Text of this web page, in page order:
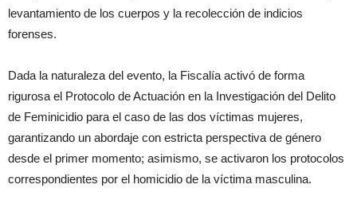
levantamiento de los cuerpos y la recolección de indicios
forenses.
Dada la naturaleza del evento, la Fiscalía activó de forma
rigurosa el Protocolo de Actuación en la Investigación del Delito
de Feminicidio para el caso de las dos víctimas mujeres,
garantizando un abordaje con estricta perspectiva de género
desde el primer momento; asimismo, se activaron los protocolos
correspondientes por el homicidio de la víctima masculina.